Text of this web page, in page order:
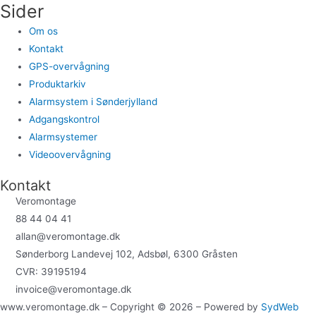
Sider
Om os
Kontakt
GPS-overvågning
Produktarkiv
Alarmsystem i Sønderjylland
Adgangskontrol
Alarmsystemer
Videoovervågning
Kontakt
Veromontage
88 44 04 41
allan@veromontage.dk
Sønderborg Landevej 102, Adsbøl, 6300 Gråsten
CVR: 39195194
invoice@veromontage.dk
www.veromontage.dk – Copyright © 2026 – Powered by SydWeb